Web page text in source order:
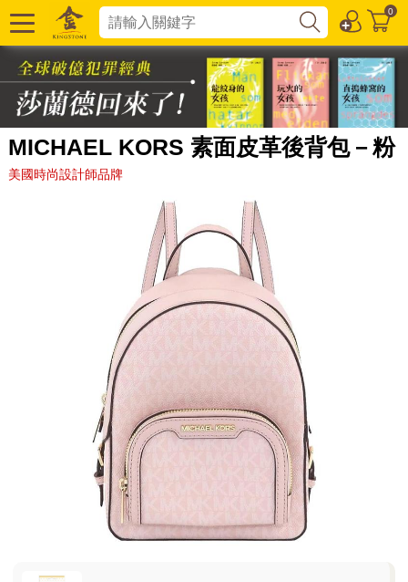
0
MICHAEL KORS 素面皮革後背包－粉
美國時尚設計師品牌